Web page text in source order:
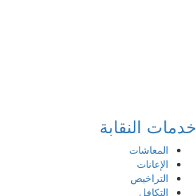
خدمات النقابة
المعاشات
الإعانات
التراخيص
التكافل